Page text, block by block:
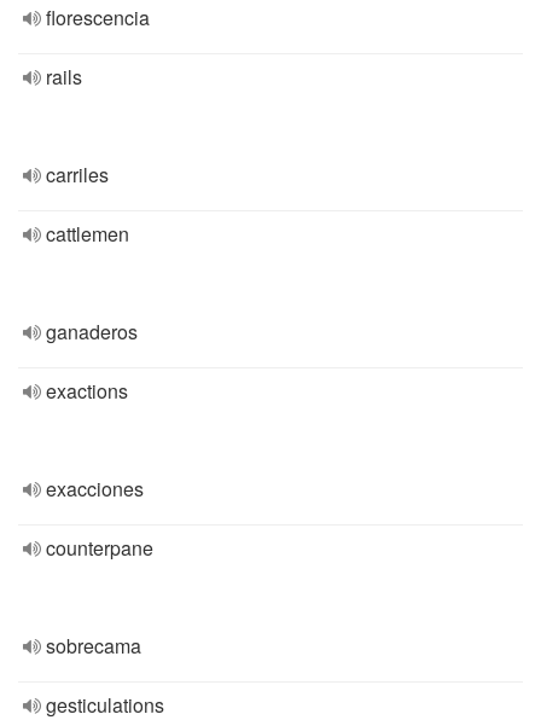
florescencia
rails
carriles
cattlemen
ganaderos
exactions
exacciones
counterpane
sobrecama
gesticulations